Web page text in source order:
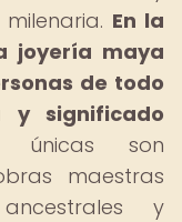
En la
joyería maya
de todo
y significado
únicas son
maestras
y